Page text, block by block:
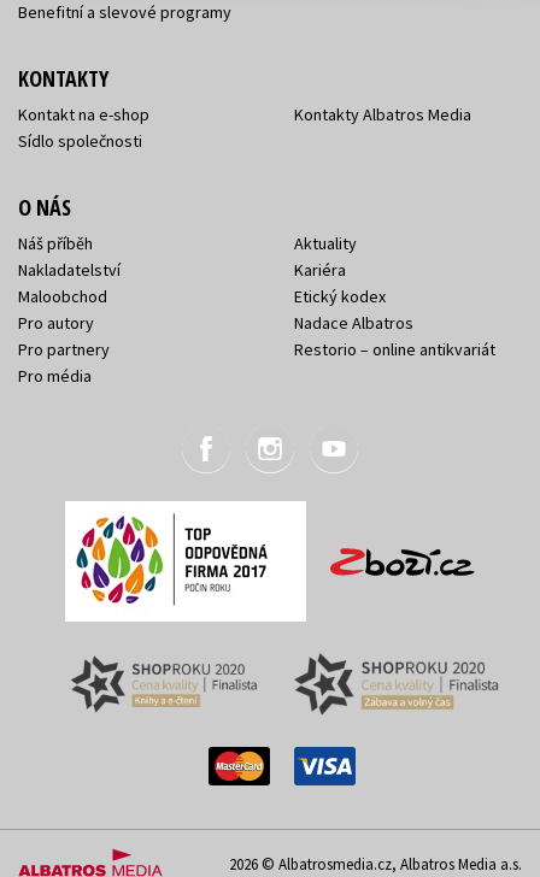
Benefitní a slevové programy
KONTAKTY
Kontakt na e-shop
Sídlo společnosti
Kontakty Albatros Media
O NÁS
Náš příběh
Nakladatelství
Maloobchod
Pro autory
Pro partnery
Pro média
Aktuality
Kariéra
Etický kodex
Nadace Albatros
Restorio – online antikvariát
2026 © Albatrosmedia.cz, Albatros Media a.s.